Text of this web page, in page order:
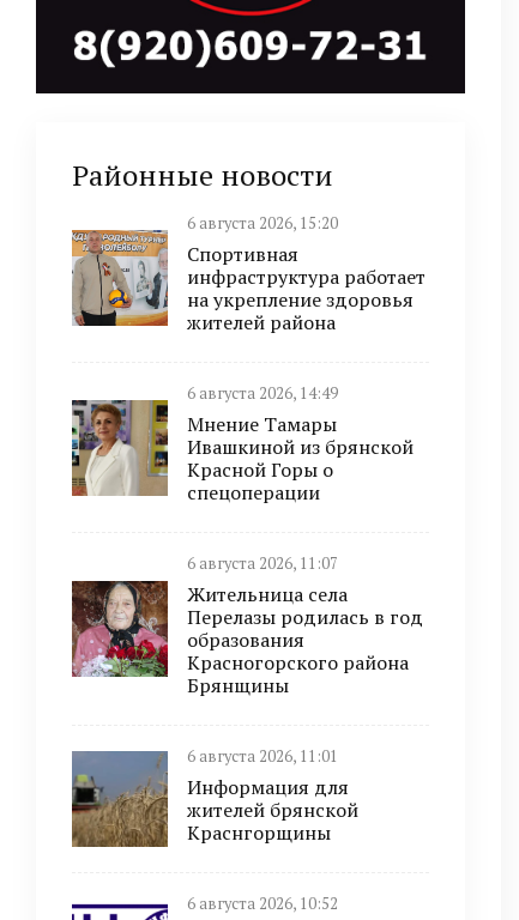
Районные новости
6 августа 2026, 15:20
Спортивная
инфраструктура работает
на укрепление здоровья
жителей района
6 августа 2026, 14:49
Мнение Тамары
Ивашкиной из брянской
Красной Горы о
спецоперации
6 августа 2026, 11:07
Жительница села
Перелазы родилась в год
образования
Красногорского района
Брянщины
6 августа 2026, 11:01
Информация для
жителей брянской
Краснгорщины
6 августа 2026, 10:52